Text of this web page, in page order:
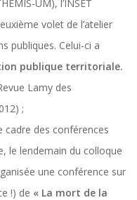
UM), l’INSET
volet de l’atelier
publiques. Celui-ci a
publique territoriale.
Lamy des
;
cadre des conférences
le lendemain du colloque
une conférence sur
!) de « La mort de la